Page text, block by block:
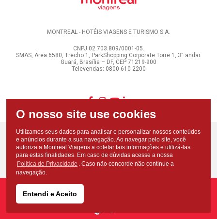
MONTREAL - HOTÉIS VIAGENS E TURISMO S.A.
CNPJ 02.703.809/0001-05.
SMAS, Área 6580, Trecho 1, ParkShopping Corporate Torre 1, 3° andar.
Guará, Brasília – DF, CEP 71219-900
Televendas: 0800 610 2200
Copyright - Todos os direitos reservados - Montreal Viagens - 2026
Utilizamos seus dados para analisar e personalizar nossos conteúdos
e anúncios durante a sua navegação. Ao navegar pelo site, você
autoriza a Montreal Viagens a coletar tais informações e utilizá-las
para estas finalidades. Em caso de dúvidas acesse a nossa
Politica de Privacidade . Caso não concorde não continue a
navegação.
Entendi e Aceito